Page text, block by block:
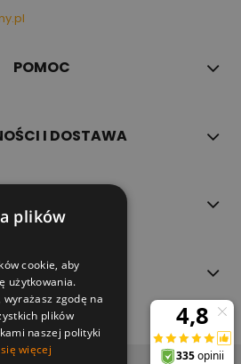
POMOC
I DOSTAWA
O NAS
plików
cookie, aby
użytkowania.
zgodę na
plików
naszej polityki
więcej